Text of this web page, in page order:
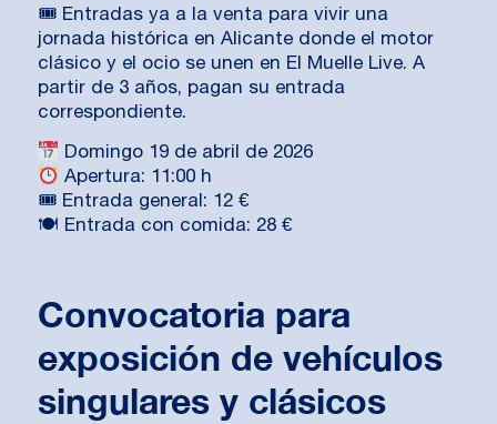
🎟 Entradas ya a la venta para vivir una
jornada histórica en Alicante donde el motor
clásico y el ocio se unen en El Muelle Live. A
partir de 3 años, pagan su entrada
correspondiente.
Domingo 19 de abril de 2026
Apertura: 11:00 h
🎟 Entrada general: 12 €
🍽 Entrada con comida: 28 €
Convocatoria para
exposición de vehículos
singulares y clásicos